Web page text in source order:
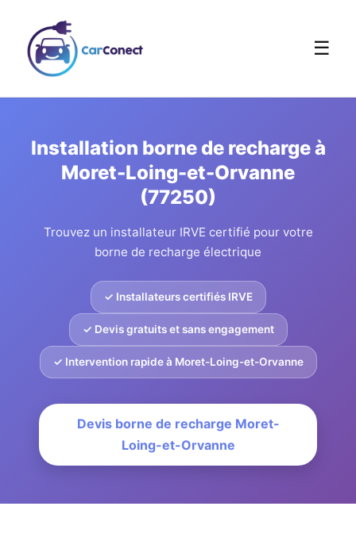
☰
Installation borne de recharge à
Moret-Loing-et-Orvanne
(77250)
Trouvez un installateur IRVE certifié pour votre
borne de recharge électrique
✓ Installateurs certifiés IRVE
✓ Devis gratuits et sans engagement
✓ Intervention rapide à Moret-Loing-et-Orvanne
Devis borne de recharge Moret-
Loing-et-Orvanne